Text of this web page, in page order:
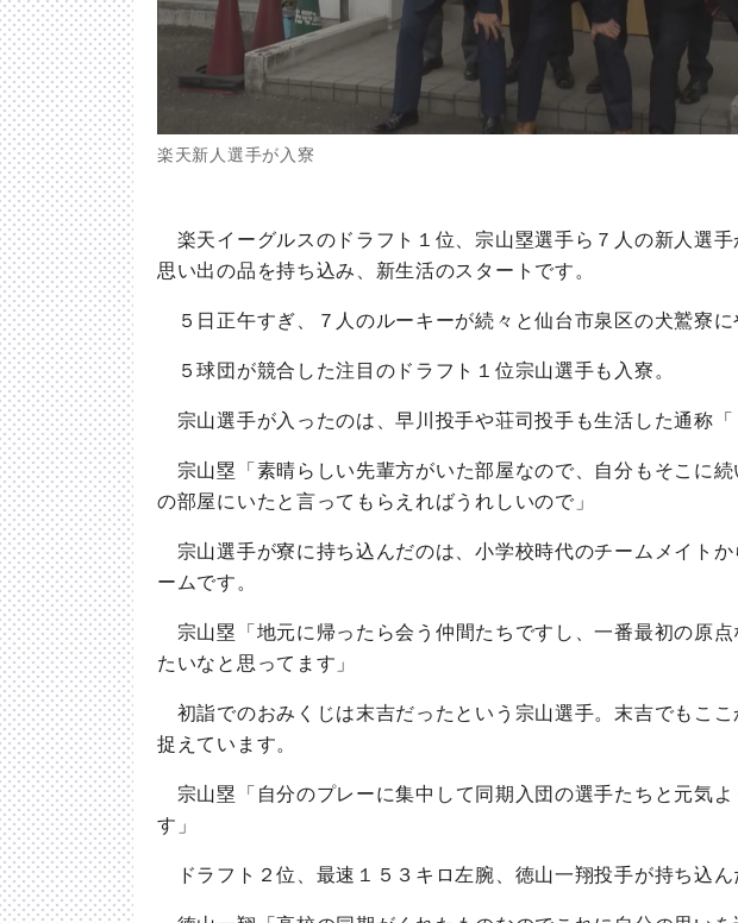
楽天新人選手が入寮
楽天イーグルスのドラフト１位、宗山塁選手ら７人の新人選
思い出の品を持ち込み、新生活のスタートです。
５日正午すぎ、７人のルーキーが続々と仙台市泉区の犬鷲寮に
５球団が競合した注目のドラフト１位宗山選手も入寮。
宗山選手が入ったのは、早川投手や荘司投手も生活した通称「
宗山塁
「素晴らしい先輩方がいた部屋なので、自分もそこに
の部屋にいたと言ってもらえればうれしいので」
宗山選手が寮に持ち込んだのは、小学校時代のチームメイト
ームです。
宗山塁
「地元に帰ったら会う仲間たちですし、一番最初の原
たいなと思ってます」
初詣でのおみくじは末吉だったという宗山選手。末吉でもこ
捉えています。
宗山塁
「自分のプレーに集中して同期入団の選手たちと元気
す」
ドラフト２位、最速１５３キロ左腕、徳山一翔投手が持ち込ん